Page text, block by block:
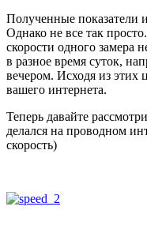
Полученные показатели
Однако не все так
скорости одного замера
в разное время суток,
вечером. Исходя из этих
вашего интернета.
Теперь давайте
делался на проводном
скорость)